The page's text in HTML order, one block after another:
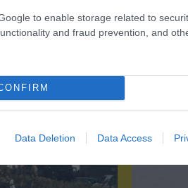
to enable storage related to
and fraud prevention, and
Data Deletion Data Access
με ελληνικά
07.08.2026 |